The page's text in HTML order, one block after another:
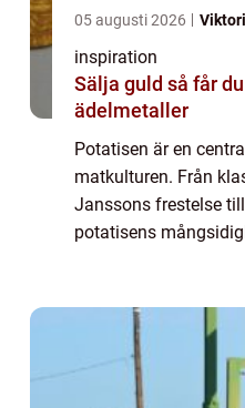
05 augusti 2026
inspiration
Sälja guld så får du ut mest av dina
ädelmetaller
Potatisen är en
matkulturen. Från
Janssons frestelse
potatisens